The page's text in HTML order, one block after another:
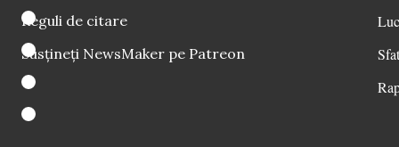
Reguli de citare
Susțineți NewsMaker pe Patreon